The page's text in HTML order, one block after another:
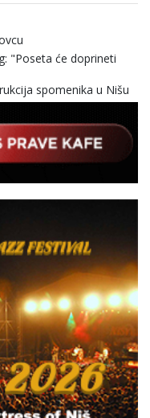
"Poseta će doprineti
spomenika u Nišu